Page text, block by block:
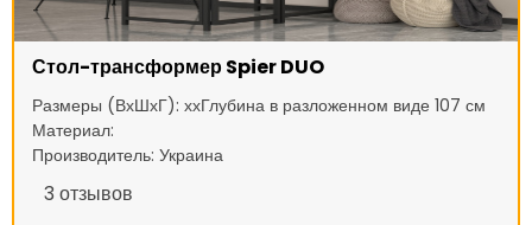
Стол-трансформер Spier DUO
Размеры (ВхШхГ): ххГлубина в разложенном виде 107 см
Материал:
Производитель: Украина
3 отзывов